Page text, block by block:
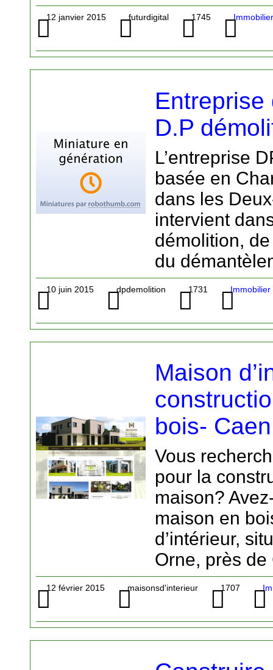
12 janvier 2015 futurdigital 1745
Entreprise
D.P
L’entreprise
basée en
dans les
intervient
démolition,
du
10 juin 2015 dpdemolition 1731 Immobilier
Maison
bois- Caen
Vous
pour la
maison?
maison en
d’intérieur,
Orne, près
12 février 2015 maisonsd'interieur 1707